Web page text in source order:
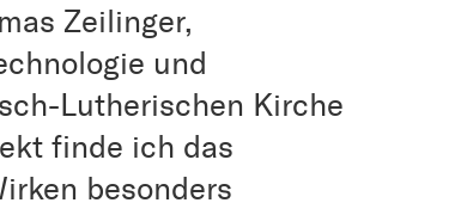
Zeilinger,
und
Lutherischen Kirche
finde ich das
besonders